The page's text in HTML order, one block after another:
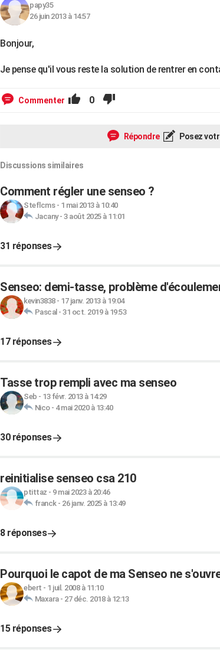
papy35
26 juin 2013 à 14:57
Bonjour,
Je pense qu'il vous reste la solution de rentrer en
Commenter 0
Répondre Posez
Discussions similaires
Comment régler une senseo ?
Steflcms- 1 mai 2013 à 10:40
Jacany- 3 août 2025 à 11:01
31 réponses
Senseo: demi-tasse, problème
kevin3838- 17 janv. 2013 à 19:04
Pascal - 31 oct. 2019 à 19:53
17 réponses
Tasse trop rempli avec ma senseo
Seb - 13 févr. 2013 à 14:29
Nico- 4 mai 2020 à 13:40
30 réponses
reinitialise senseo csa 210
ptittaz - 9 mai 2023 à 20:46
franck- 26 janv. 2025 à 13:49
8 réponses
Pourquoi le capot de ma Senseo ne
ebert - 1 juil. 2008 à 11:10
Maxara- 27 déc. 2018 à 12:13
15 réponses